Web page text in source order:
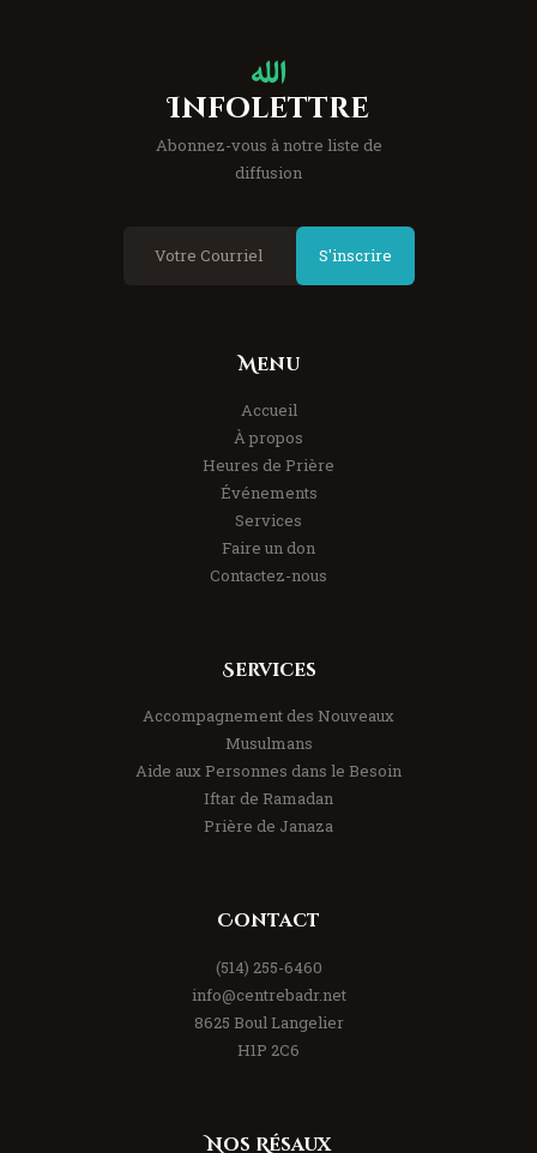
Infolettre
Abonnez-vous à notre liste de
diffusion
S'inscrire
Menu
Accueil
À propos
Heures de Prière
Événements
Services
Faire un don
Contactez-nous
Services
Accompagnement des Nouveaux
Musulmans
Aide aux Personnes dans le Besoin
Iftar de Ramadan
Prière de Janaza
Contact
(514) 255-6460
info@centrebadr.net
8625 Boul Langelier
H1P 2C6
Nos Résaux